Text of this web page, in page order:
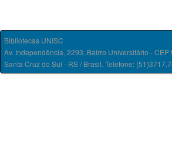
Bibliotecas UNISC
Av. Independência, 2293, Bairro Universitário - CEP
Santa Cruz do Sul - RS / Brasil. Telefone: